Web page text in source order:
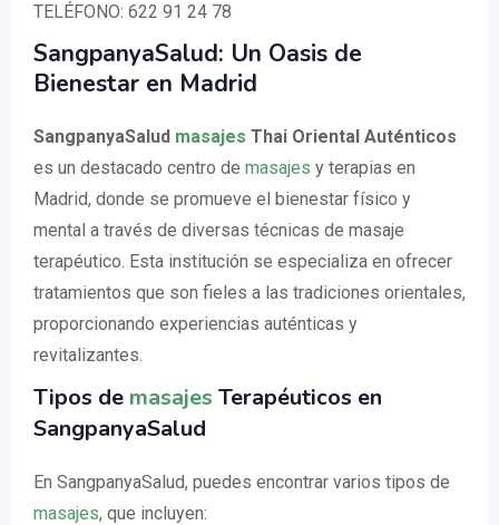
TELÉFONO: 622 91 24 78
SangpanyaSalud: Un Oasis de
Bienestar en Madrid
SangpanyaSalud masajes Thai Oriental Auténticos
es un destacado centro de masajes y terapias en
Madrid, donde se promueve el bienestar físico y
mental a través de diversas técnicas de masaje
terapéutico. Esta institución se especializa en ofrecer
tratamientos que son fieles a las tradiciones orientales,
proporcionando experiencias auténticas y
revitalizantes.
Tipos de masajes Terapéuticos en
SangpanyaSalud
En SangpanyaSalud, puedes encontrar varios tipos de
masajes, que incluyen: